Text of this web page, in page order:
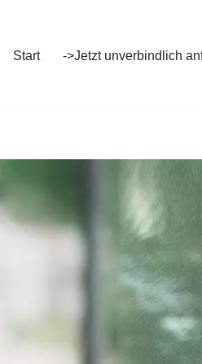
Start ->Jetzt unverbindlich